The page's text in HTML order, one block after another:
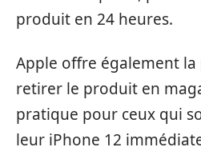
produit en 24 heures.
Apple offre également
retirer le produit en
pratique pour ceux qui
leur iPhone 12